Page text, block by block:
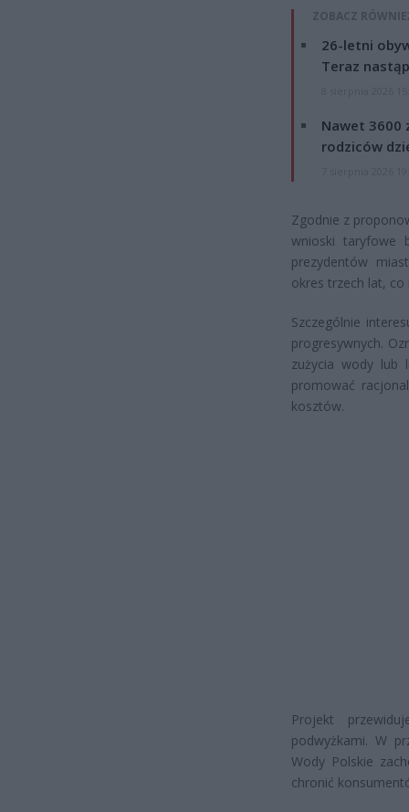
ZOBACZ
26-letni
Teraz
Nawet 3600
rodziców
Zgodnie z
wnioski taryfowe
prezydentów
okres trzech lat, co
Szczególnie
progresywnych.
zużycia wody lub
promować
kosztów.
Projekt
podwyżkami. W
Wody Polskie
chronić